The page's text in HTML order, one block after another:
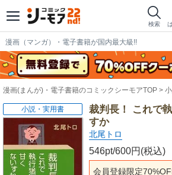
検索
漫画（マンガ）・電子書籍が国内最大級!!
漫画(まんが)・電子書籍のコミックシーモアTOP
裁判長！ これで
すか
北尾トロ
546pt/600円(税込)
会員登録限定
小説・実用書